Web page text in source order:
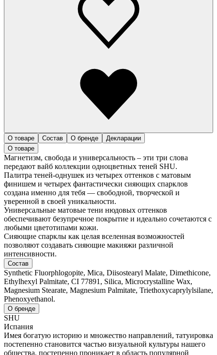
О товаре Состав О бренде
Декларации
О товаре
Магнетизм, свобода и универсальность – эти три слова
передают вайб коллекции одноцветных теней SHU.
Палитра теней-однушек из четырех оттенков с матовым
финишем и четырех фантастически сияющих спарклов
создана именно для тебя — свободной, творческой и
уверенной в своей уникальности.
Универсальные матовые тени нюдовых оттенков
обеспечивают безупречное покрытие и идеально сочетаются с
любыми цветотипами кожи.
Сияющие спарклы как целая вселенная возможностей
позволяют создавать сияющие макияжи различной
интенсивности.
Состав
Synthetic Fluorphlogopite, Mica, Diisostearyl Malate, Dimethicone,
Ethylhexyl Palmitate, CI 77891, Silica, Microcrystalline Wax,
Magnesium Stearate, Magnesium Palmitate, Triethoxycaprylylsilane,
Phenoxyethanol.
О бренде
SHU
Испания
Имея богатую историю и множество направлений, татуировка
постепенно становится частью визуальной культуры нашего
общества, постепенно проникает в область популярной